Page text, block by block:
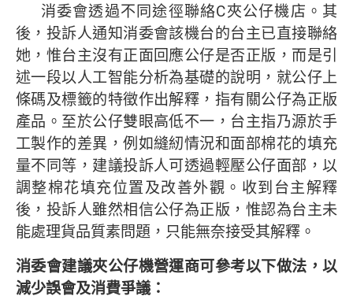
消委會透過不同途徑聯絡C夾公仔機店。其
後，投訴人通知消委會該機台的台主已直接聯絡
她，惟台主沒有正面回應公仔是否正版，而是引
述一段以人工智能分析為基礎的說明，就公仔上
條碼及標籤的特徵作出解釋，指有關公仔為正版
產品。至於公仔雙眼高低不一，台主指乃源於手
工製作的差異，例如縫紉情況和面部棉花的填充
量不同等，建議投訴人可透過輕壓公仔面部，以
調整棉花填充位置及改善外觀。收到台主解釋
後，投訴人雖然相信公仔為正版，惟認為台主未
能處理貨品質素問題，只能無奈接受其解釋。
消委會建議夾公仔機營運商可參考以下做法，以
減少誤會及消費爭議：